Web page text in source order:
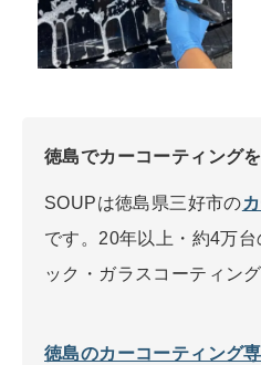
徳島でカーコーティング
SOUPは徳島県三好市の
です。20年以上・約4万台
ック・ガラスコーティン
徳島のカーコーティング